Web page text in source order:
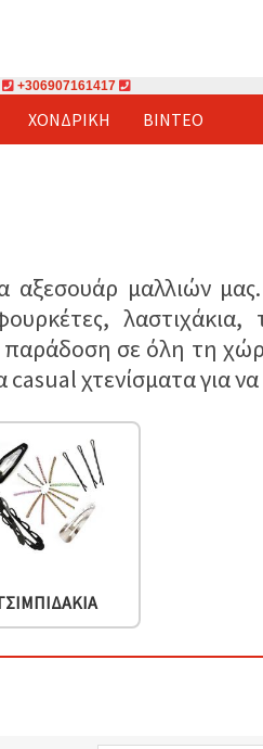
+306907161417
ΧΟΝΔΡΙΚΉ ΒΊΝΤΕΟ
μαλλιών
λαστιχάκια,
σε όλη τη
casual χτενίσματα για